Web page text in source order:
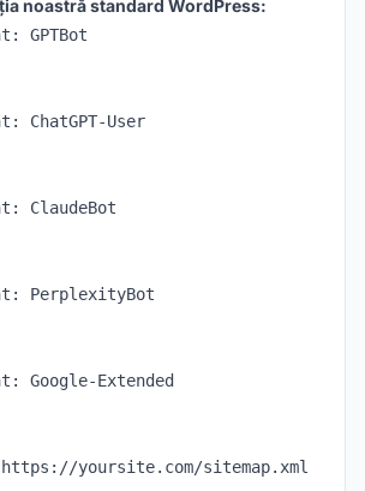
noastră standard WordPress:
GPTBot
ChatGPT-User
ClaudeBot
PerplexityBot
Google-Extended